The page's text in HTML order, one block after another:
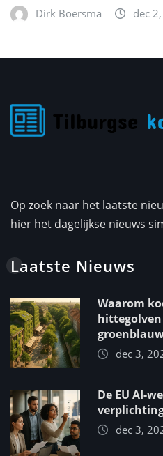
Dirk Boersma dec
Op zoek naar het laatste
hier het dagelijkse nieuws
Laatste Nieuws
Waarom
dec 3,
De EU AI-
dec 3,